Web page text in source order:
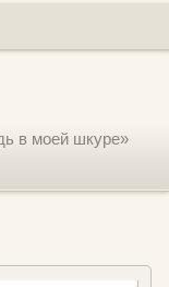
в моей шкуре»